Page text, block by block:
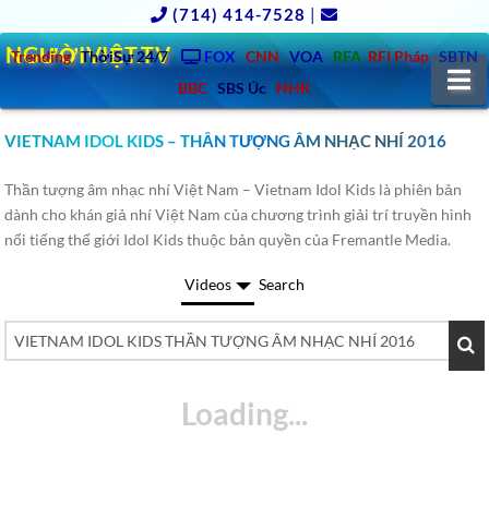
(714) 414-7528 |
Trending ThờiSự 24/7 FOX CNN VOA RFA RFI Pháp SBTN
BBC SBS Úc NHK
NGƯỜIVIỆT.TV
VIETNAM IDOL KIDS – THẦN TƯỢNG ÂM NHẠC NHÍ 2016
Thần tượng âm nhạc nhí Việt Nam – Vietnam Idol Kids là phiên bản
dành cho khán giả nhí Việt Nam của chương trình giải trí truyền hình
nổi tiếng thế giới Idol Kids thuộc bản quyền của Fremantle Media.
Videos Search